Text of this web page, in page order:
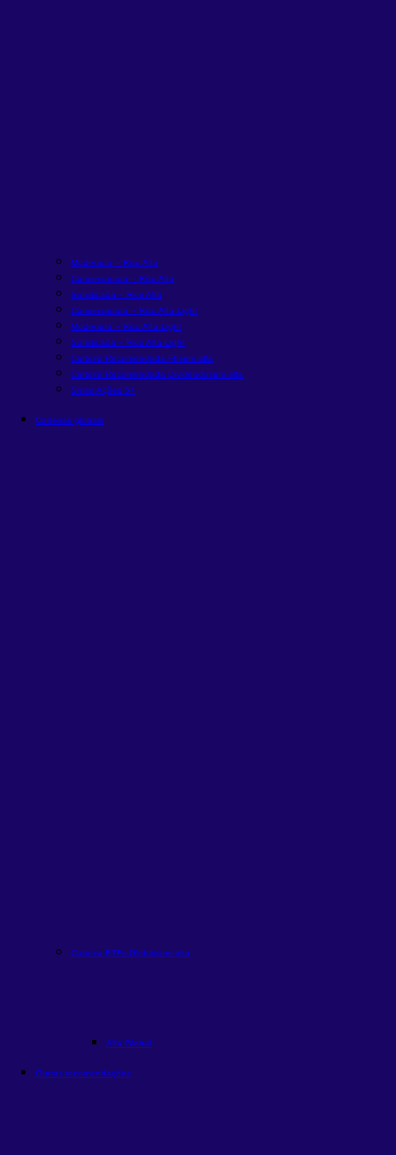
Moderada – Rico Alfa
Conservadora – Rico Alfa
Sofisticada – Rico Alfa
Conservadora – Rico Alfa Light
Moderada – Rico Alfa Light
Sofisticada – Rico Alfa Light
Carteira Recomendada FIIsem alta
Carteira Recomendada Dividendosem alta
Smart Ações 5+
Carteiras globais
Carteira ETFs Globaisem alta
Alfa Global
Outras recomendações